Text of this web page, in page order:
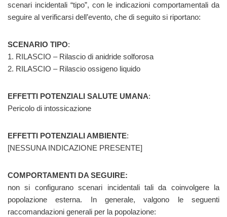
scenari incidentali “tipo”, con le indicazioni comportamentali da
seguire al verificarsi dell’evento, che di seguito si riportano:
SCENARIO TIPO:
1. RILASCIO – Rilascio di anidride solforosa
2. RILASCIO – Rilascio ossigeno liquido
EFFETTI POTENZIALI SALUTE UMANA:
Pericolo di intossicazione
EFFETTI POTENZIALI AMBIENTE:
[NESSUNA INDICAZIONE PRESENTE]
COMPORTAMENTI DA SEGUIRE:
non si configurano scenari incidentali tali da coinvolgere la
popolazione esterna. In generale, valgono le seguenti
raccomandazioni generali per la popolazione: